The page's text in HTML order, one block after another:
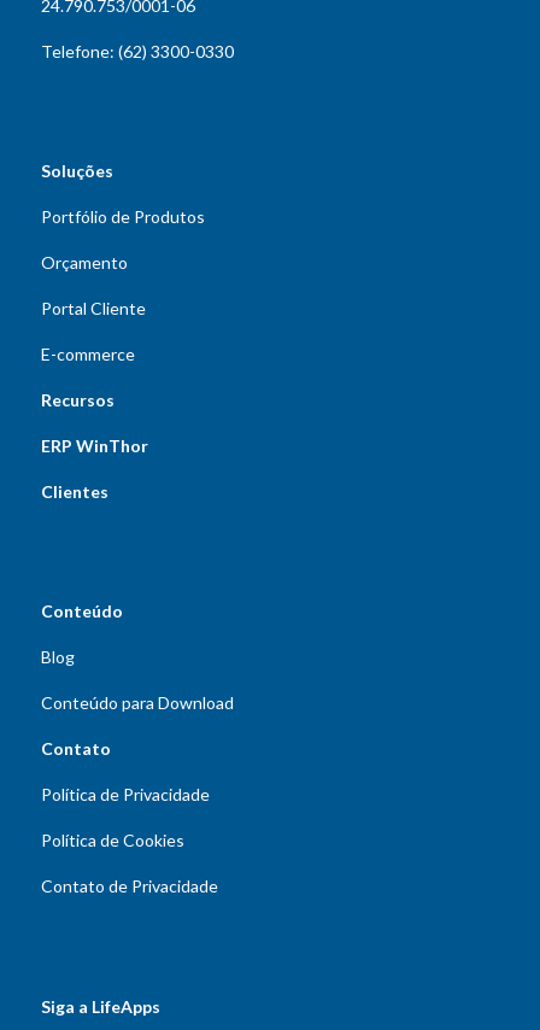
24.790.753/0001-06
Telefone: (62) 3300-0330
Soluções
Portfólio de Produtos
Orçamento
Portal Cliente
E-commerce
Recursos
ERP WinThor
Clientes
Conteúdo
Blog
Conteúdo para Download
Contato
Política de Privacidade
Política de Cookies
Contato de Privacidade
Siga a LifeApps